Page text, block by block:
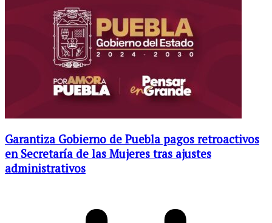
Garantiza Gobierno de Puebla pagos retroactivos
en Secretaría de las Mujeres tras ajustes
administrativos